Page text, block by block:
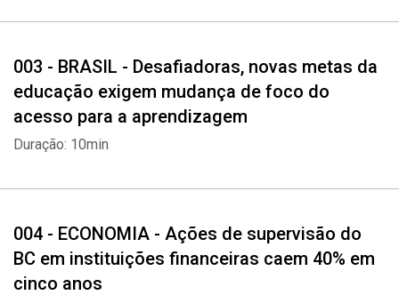
Salvar mais vidas ou mais anos de vida? Estudo revela como as
pessoas pensam
MUNDO
003 - BRASIL - Desafiadoras, novas metas da
educação exigem mudança de foco do
acesso para a aprendizagem
Duração: 10min
004 - ECONOMIA - Ações de supervisão do
BC em instituições financeiras caem 40% em
cinco anos